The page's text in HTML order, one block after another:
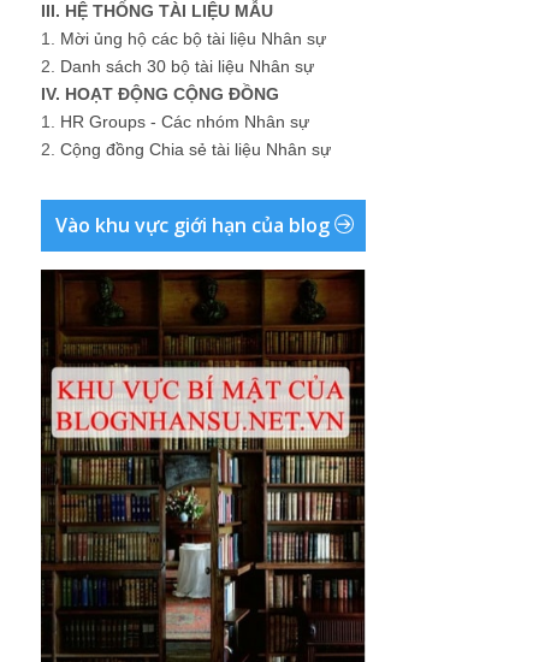
III. HỆ THỐNG TÀI LIỆU MẪU
1. Mời ủng hộ các bộ tài liệu Nhân sự
2. Danh sách 30 bộ tài liệu Nhân sự
IV. HOẠT ĐỘNG CỘNG ĐỒNG
1. HR Groups - Các nhóm Nhân sự
2. Cộng đồng Chia sẻ tài liệu Nhân sự
Vào khu vực giới hạn của blog